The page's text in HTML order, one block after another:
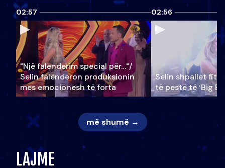
02:57
"Një falenderim special për…"/
Selin falënderon produksionin
mes emocionesh të forta
02:56
Selin shpallet
të pestë të ‘Big
më shumë →
LAJME